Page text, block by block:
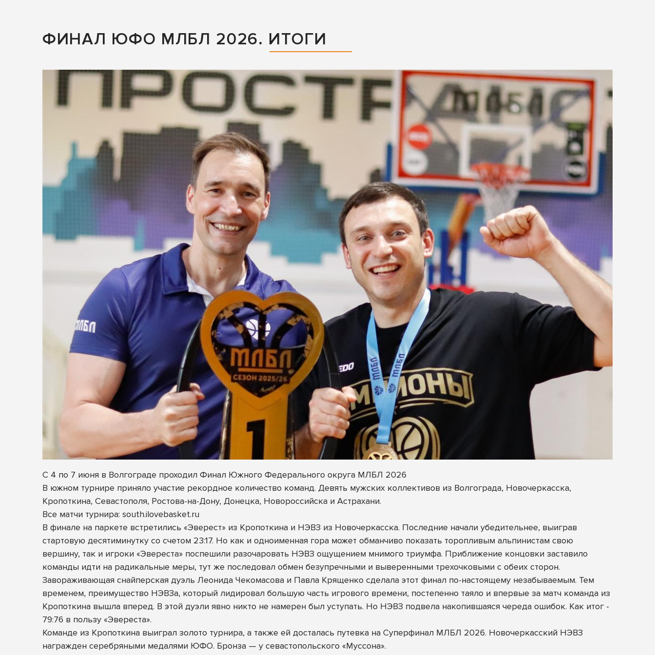
ФИНАЛ ЮФО МЛБЛ 2026. ИТОГИ
С 4 по 7 июня в Волгограде проходил Финал Южного Федерального округа МЛБЛ 2026
В южном турнире приняло участие рекордное количество команд. Девять мужских коллективов из Волгограда, Новочеркасска,
Кропоткина, Севастополя, Ростова-на-Дону, Донецка, Новороссийска и Астрахани.
Все матчи турнира: south.ilovebasket.ru
В финале на паркете встретились «Эверест» из Кропоткина и НЭВЗ из Новочеркасска. Последние начали убедительнее, выиграв
стартовую десятиминутку со счетом 23:17. Но как и одноименная гора может обманчиво показать торопливым альпинистам свою
вершину, так и игроки «Эвереста» поспешили разочаровать НЭВЗ ощущением мнимого триумфа. Приближение концовки заставило
команды идти на радикальные меры, тут же последовал обмен безупречными и выверенными трехочковыми с обеих сторон.
Завораживающая снайперская дуэль Леонида Чекомасова и Павла Крященко сделала этот финал по-настоящему незабываемым. Тем
временем, преимущество НЭВЗа, который лидировал большую часть игрового времени, постепенно таяло и впервые за матч команда из
Кропоткина вышла вперед. В этой дуэли явно никто не намерен был уступать. Но НЭВЗ подвела накопившаяся череда ошибок. Как итог -
79:76 в пользу «Эвереста».
Команде из Кропоткина выиграл золото турнира, а также ей досталась путевка на Суперфинал МЛБЛ 2026. Новочеркасский НЭВЗ
награжден серебряными медалями ЮФО. Бронза — у севастопольского «Муссона».